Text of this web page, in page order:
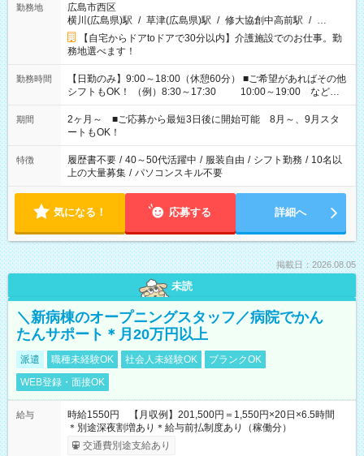
勤務地
広島市西区
横川(広島県)駅 / 草津(広島県)駅 / 修大協創中高前駅 / …
【自宅からドアtoドアで30分以内】介護施設でのお仕事。勤
務地選べます！
勤務時間
【日勤のみ】9:00～18:00（休憩60分） ■ご希望があればその他
シフトもOK！ （例）8:30～17:30 10:00～19:00 など
「家族とお休みを合わせたい」 「できれば残業はしたくない」
など、あなたのご希望に沿ったお仕事をご紹介します！ ※Wワ
ーク希望の方へ 今ご覧のお仕事で希望する勤務時間と、もう1つ
のお仕事の勤務時間。 合計で週40時間を超える場合は応募でき
ません
期間
2ヶ月～ ■ご応募から最短3日後に開始可能 8月～、9月スタ
ートもOK！
特徴 履歴書不要 / 40～50代活躍中 / 服装自由 / シフト勤務 / 10名以
上の大量募集 / パソコンスキル不要
気になる！ 応募する 詳細へ
掲載日：2026.08.05
未読
＼新病棟のオープニングスタッフ／病院でかん
たんサポート＊月20万円以上
派遣 職種未経験OK 社会人未経験OK
ブランクOK
WEB登録・面接OK
給与
時給1550円 【月収例】201,500円＝1,550円×20日×6.5時間
＊別途深夜割増あり＊給与前払制度あり（稼働分）
交通費別途支給あり